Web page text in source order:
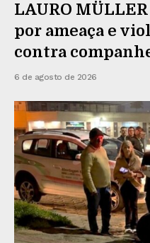
LAURO
por ameaça e
contra
6 de agosto de 2026